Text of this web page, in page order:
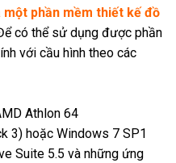
phần mềm thiết kế đồ
có thể sử dụng được phần
với cầu hình theo các
Athlon 64
3) hoặc Windows 7 SP1
Suite 5.5 và những ứng